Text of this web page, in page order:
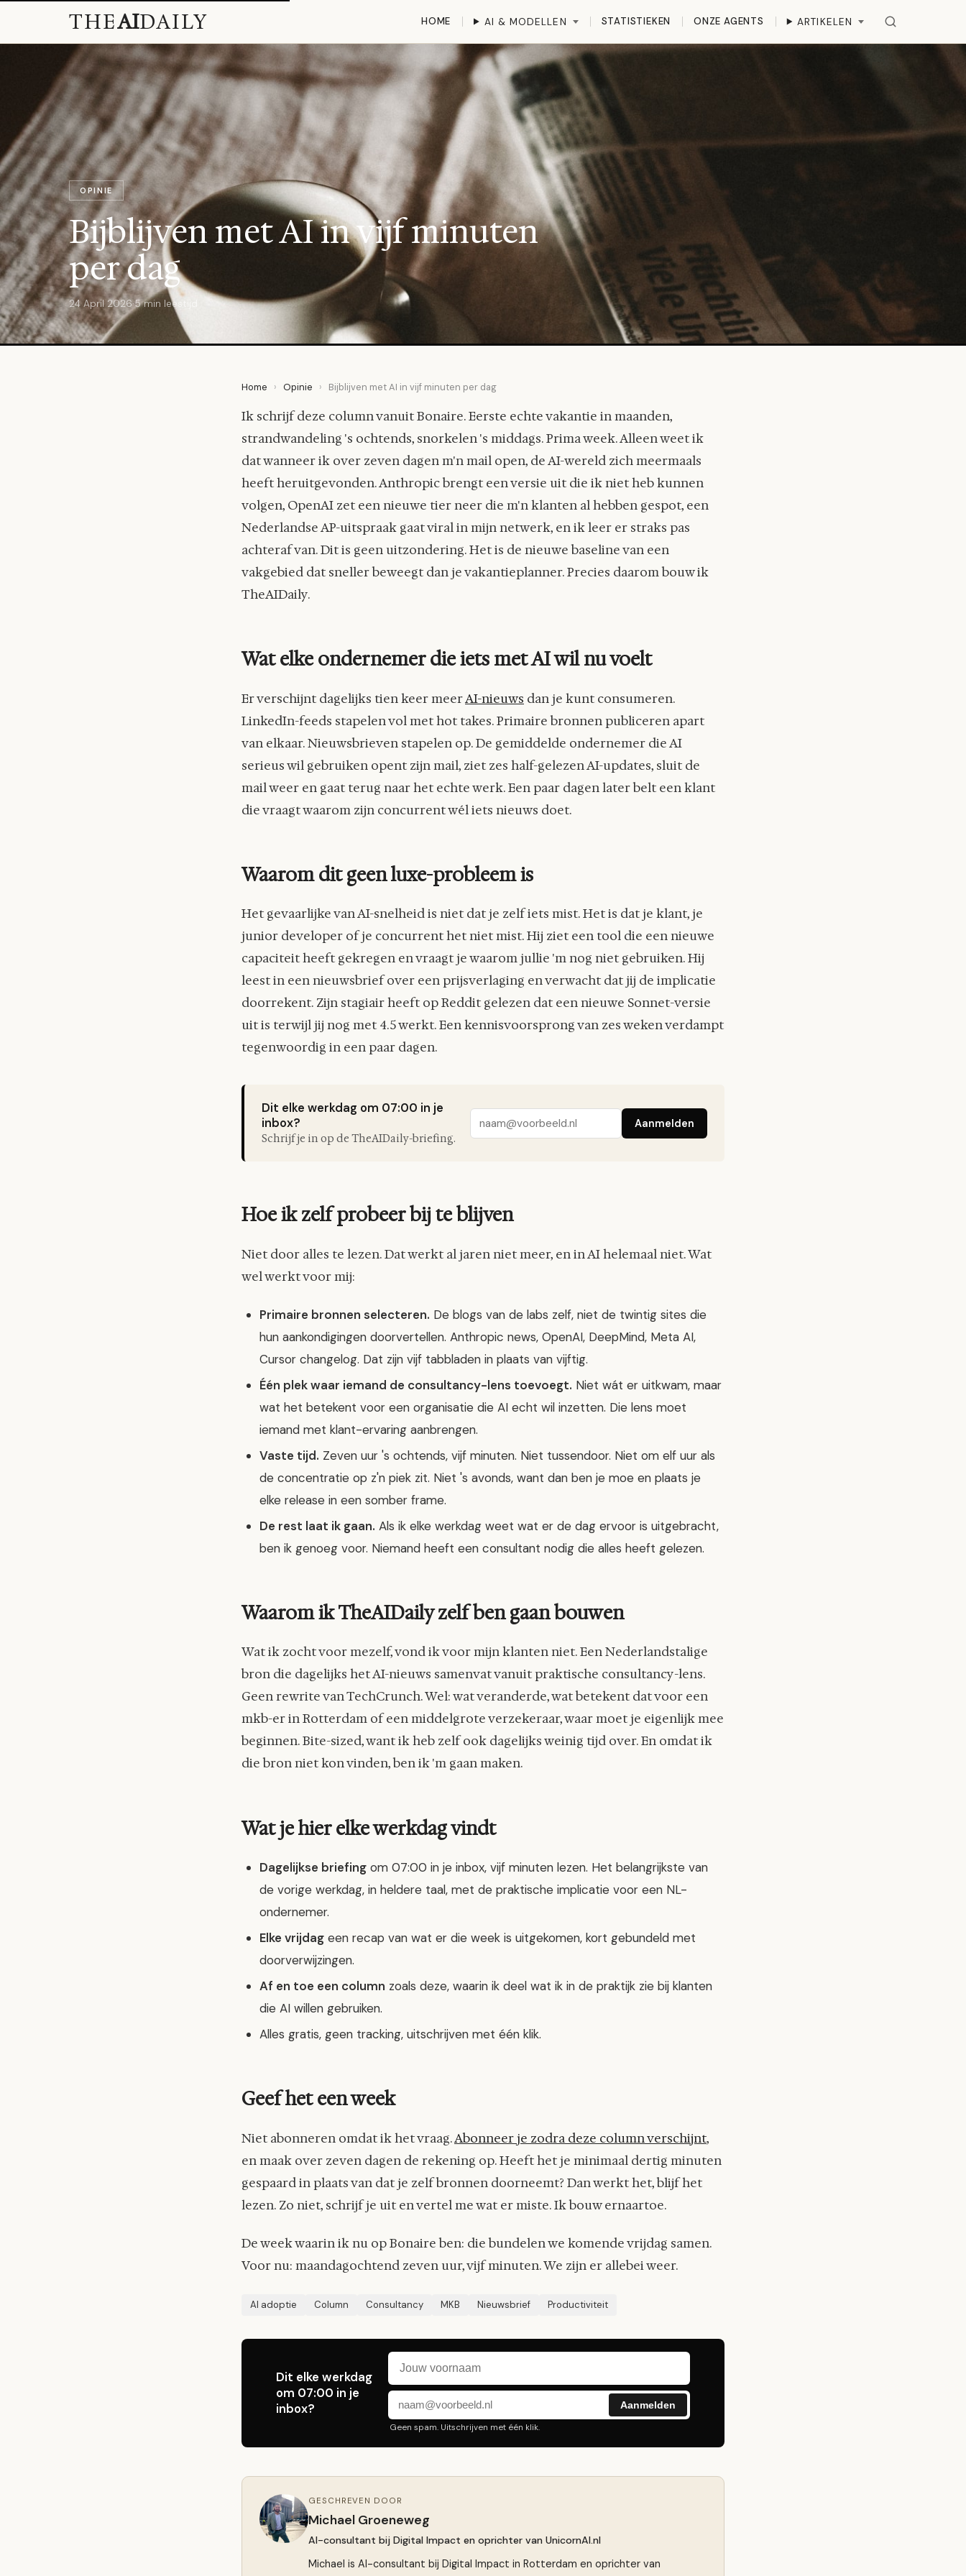
THEAIDAILY HOME AI & MODELLEN STATISTIEKEN ONZE AGENTS ARTIKELEN
OPINIE
Bijblijven met AI in vijf minuten
per dag
24 April 2026·5 min leestijd
Home › Opinie › Bijblijven met AI in vijf minuten per dag
Ik schrijf deze column vanuit Bonaire. Eerste echte vakantie in maanden,
strandwandeling 's ochtends, snorkelen 's middags. Prima week. Alleen weet ik
dat wanneer ik over zeven dagen m'n mail open, de AI-wereld zich meermaals
heeft heruitgevonden. Anthropic brengt een versie uit die ik niet heb kunnen
volgen, OpenAI zet een nieuwe tier neer die m'n klanten al hebben gespot, een
Nederlandse AP-uitspraak gaat viral in mijn netwerk, en ik leer er straks pas
achteraf van. Dit is geen uitzondering. Het is de nieuwe baseline van een
vakgebied dat sneller beweegt dan je vakantieplanner. Precies daarom bouw ik
TheAIDaily.
Wat elke ondernemer die iets met AI wil nu voelt
Er verschijnt dagelijks tien keer meerAI-nieuws dan je kunt consumeren.
LinkedIn-feeds stapelen vol met hot takes. Primaire bronnen publiceren apart
van elkaar. Nieuwsbrieven stapelen op. De gemiddelde ondernemer die AI
serieus wil gebruiken opent zijn mail, ziet zes half-gelezen AI-updates, sluit de
mail weer en gaat terug naar het echte werk. Een paar dagen later belt een klant
die vraagt waarom zijn concurrent wél iets nieuws doet.
Waarom dit geen luxe-probleem is
Het gevaarlijke van AI-snelheid is niet dat je zelf iets mist. Het is dat je klant, je
junior developer of je concurrent het niet mist. Hij ziet een tool die een nieuwe
capaciteit heeft gekregen en vraagt je waarom jullie 'm nog niet gebruiken. Hij
leest in een nieuwsbrief over een prijsverlaging en verwacht dat jij de implicatie
doorrekent. Zijn stagiair heeft op Reddit gelezen dat een nieuwe Sonnet-versie
uit is terwijl jij nog met 4.5 werkt. Een kennisvoorsprong van zes weken verdampt
tegenwoordig in een paar dagen.
Dit elke werkdag om 07:00 in je
inbox?
Schrijf je in op de TheAIDaily-briefing.
Aanmelden
Hoe ik zelf probeer bij te blijven
Niet door alles te lezen. Dat werkt al jaren niet meer, en in AI helemaal niet. Wat
wel werkt voor mij:
Primaire bronnen selecteren. De blogs van de labs zelf, niet de twintig sites die
hun aankondigingen doorvertellen. Anthropic news, OpenAI, DeepMind, Meta AI,
Cursor changelog. Dat zijn vijf tabbladen in plaats van vijftig.
Één plek waar iemand de consultancy-lens toevoegt. Niet wát er uitkwam, maar
wat het betekent voor een organisatie die AI echt wil inzetten. Die lens moet
iemand met klant-ervaring aanbrengen.
Vaste tijd. Zeven uur 's ochtends, vijf minuten. Niet tussendoor. Niet om elf uur als
de concentratie op z'n piek zit. Niet 's avonds, want dan ben je moe en plaats je
elke release in een somber frame.
De rest laat ik gaan. Als ik elke werkdag weet wat er de dag ervoor is uitgebracht,
ben ik genoeg voor. Niemand heeft een consultant nodig die alles heeft gelezen.
Waarom ik TheAIDaily zelf ben gaan bouwen
Wat ik zocht voor mezelf, vond ik voor mijn klanten niet. Een Nederlandstalige
bron die dagelijks het AI-nieuws samenvat vanuit praktische consultancy-lens.
Geen rewrite van TechCrunch. Wel: wat veranderde, wat betekent dat voor een
mkb-er in Rotterdam of een middelgrote verzekeraar, waar moet je eigenlijk mee
beginnen. Bite-sized, want ik heb zelf ook dagelijks weinig tijd over. En omdat ik
die bron niet kon vinden, ben ik 'm gaan maken.
Wat je hier elke werkdag vindt
Dagelijkse briefing om 07:00 in je inbox, vijf minuten lezen. Het belangrijkste van
de vorige werkdag, in heldere taal, met de praktische implicatie voor een NL-
ondernemer.
Elke vrijdag een recap van wat er die week is uitgekomen, kort gebundeld met
doorverwijzingen.
Af en toe een column zoals deze, waarin ik deel wat ik in de praktijk zie bij klanten
die AI willen gebruiken.
Alles gratis, geen tracking, uitschrijven met één klik.
Geef het een week
Niet abonneren omdat ik het vraag.Abonneer je zodra deze column verschijnt,
en maak over zeven dagen de rekening op. Heeft het je minimaal dertig minuten
gespaard in plaats van dat je zelf bronnen doorneemt? Dan werkt het, blijf het
lezen. Zo niet, schrijf je uit en vertel me wat er miste. Ik bouw ernaartoe.
De week waarin ik nu op Bonaire ben: die bundelen we komende vrijdag samen.
Voor nu: maandagochtend zeven uur, vijf minuten. We zijn er allebei weer.
AI adoptie Column Consultancy MKB Nieuwsbrief Productiviteit
Dit elke werkdag
om 07:00 in je
inbox?
Voornaam
E-mailadres
Aanmelden
Geen spam. Uitschrijven met één klik.
GESCHREVEN DOOR
Michael Groeneweg
AI-consultant bij Digital Impact en oprichter van UnicornAI.nl
Michael is AI-consultant bij Digital Impact in Rotterdam en oprichter van